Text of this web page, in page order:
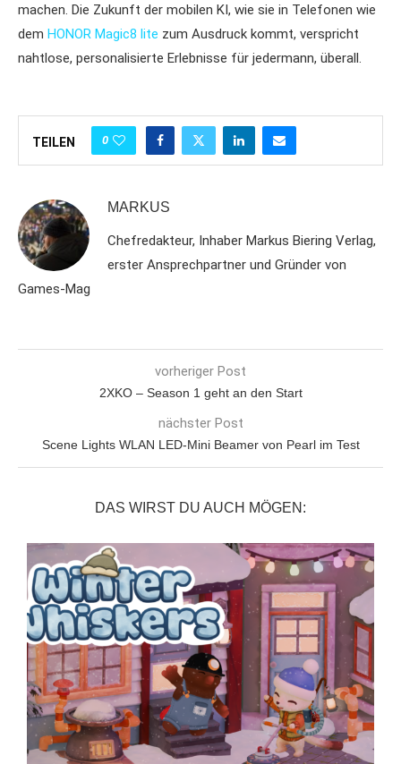
machen. Die Zukunft der mobilen KI, wie sie in Telefonen wie
dem HONOR Magic8 lite zum Ausdruck kommt, verspricht
nahtlose, personalisierte Erlebnisse für jedermann, überall.
TEILEN 0
MARKUS
Chefredakteur, Inhaber Markus Biering Verlag,
erster Ansprechpartner und Gründer von
Games-Mag
vorheriger Post
2XKO – Season 1 geht an den Start
nächster Post
Scene Lights WLAN LED-Mini Beamer von Pearl im Test
DAS WIRST DU AUCH MÖGEN: